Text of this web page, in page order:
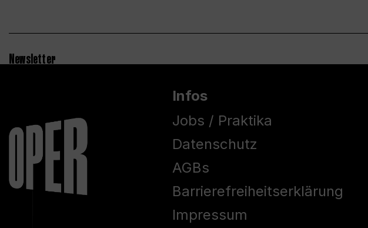
Newsletter
Infos
Jobs / Praktika
Datenschutz
AGBs
Barrierefreiheitserklärung
Impressum